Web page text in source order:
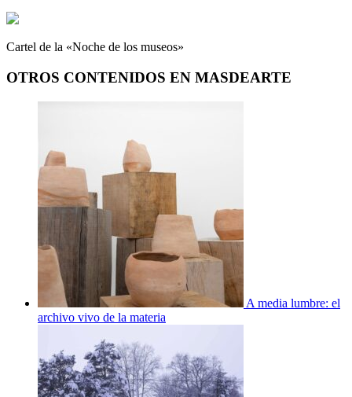
Cartel de la «Noche de los museos»
OTROS CONTENIDOS EN MASDEARTE
A media lumbre: el
archivo vivo de la materia